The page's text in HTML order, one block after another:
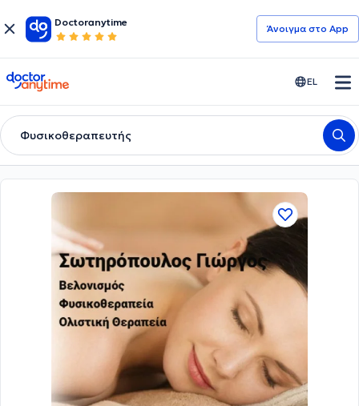
Doctoranytime
Άνοιγμα στο App
doctoranytime EL
Φυσικοθεραπευτής